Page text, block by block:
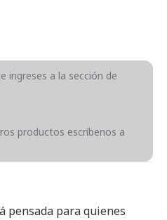
ingreses a la sección de
productos escríbenos a
pensada para quienes